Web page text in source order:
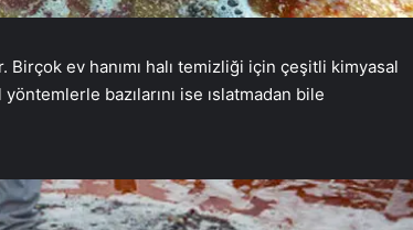
ev hanımı halı temizliği için çeşitli kimyasal
bazılarını ise ıslatmadan bile